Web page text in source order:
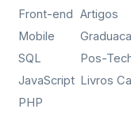
Front-end
Mobile
SQL
JavaScript
PHP
Artigos
Pos-
Livros